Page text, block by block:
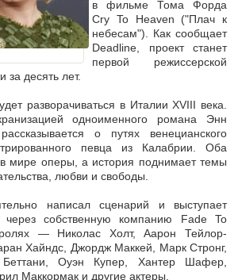
в фильме Тома Форда
Cry To Heaven ("Плач к
небесам"). Как сообщает
Deadline, проект станет
первой режиссерской
за десять лет.
разворачиваться в Италии XVIII века.
одноименного романа Энн
о путях венецианского
певца из Калабрии. Оба
в мире оперы, а история поднимает темы
любви и свободы.
написал сценарий и выступает
собственную компанию Fade To
— Николас Холт, Аарон Тейлор-
Хайндс, Джордж Маккей, Марк Стронг,
Оуэн Купер, Хантер Шафер,
Маккормак и другие актеры.